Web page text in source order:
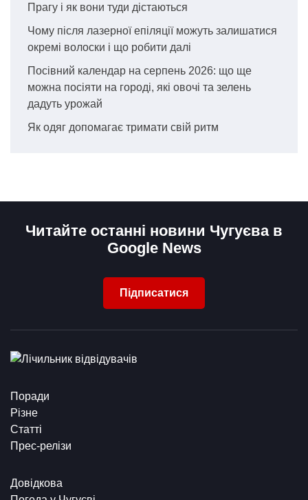
Прагу і як вони туди дістаються
Чому після лазерної епіляції можуть залишатися
окремі волоски і що робити далі
Посівний календар на серпень 2026: що ще
можна посіяти на городі, які овочі та зелень
дадуть урожай
Як одяг допомагає тримати свій ритм
Читайте останні новини Чугуєва в
Google News
Підписатися
Поради
Різне
Статті
Прес-релізи
Довідкова